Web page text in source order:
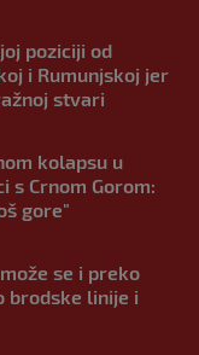
poziciji od
i Rumunjskoj jer
stvari
kolapsu u
s Crnom Gorom:
gore"
se i preko
brodske linije i